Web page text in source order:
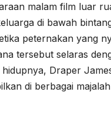
malam film luar
di bawah
peternakan yang
tersebut selaras
hidupnya, Draper
di berbagai